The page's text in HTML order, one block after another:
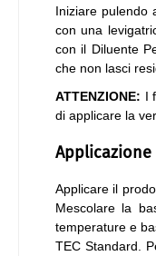
Iniziare pulendo
con una
con il Diluente
che non lasci
ATTENZIONE: I
di applicare la
Applicazione
Applicare il
Mescolare la
temperature e
TEC Standard.